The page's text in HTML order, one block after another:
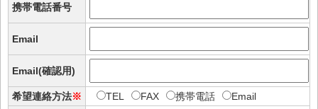
携帯電話番号
Email
Email(確認用)
希望連絡方法※ TEL FAX 携帯電話
Email